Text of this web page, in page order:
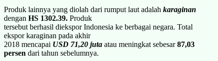
Produk lainnya yang diolah dari rumput laut adalah karaginan
dengan HS 1302.39. Produk
tersebut berhasil diekspor Indonesia ke berbagai negara. Total
ekspor karaginan pada akhir
2018 mencapai USD 71,20 juta atau meningkat sebesar87,03
persen dari tahun sebelumnya.